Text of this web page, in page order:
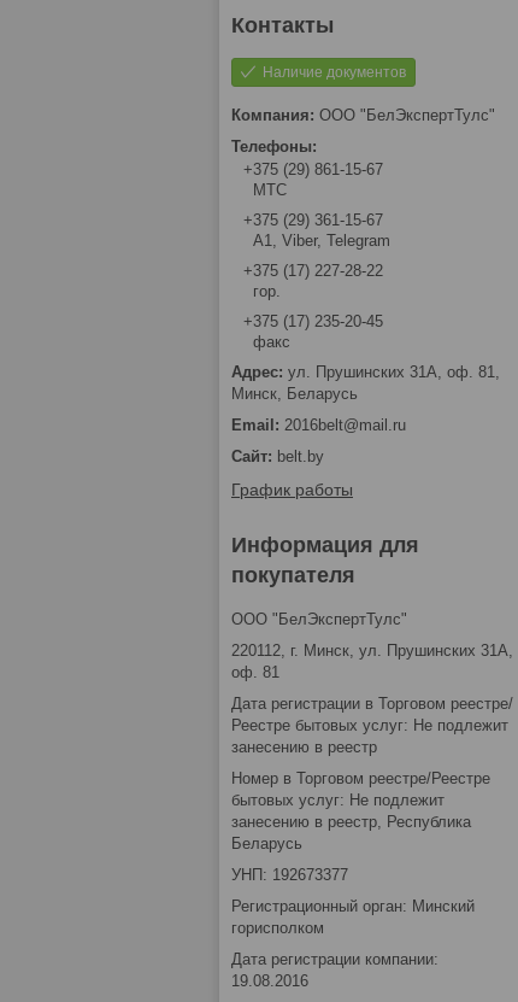
Наличие документов
ООО "БелЭкспертТулс"
+375 (29) 861-15-67
МТС
+375 (29) 361-15-67
А1, Viber, Telegram
+375 (17) 227-28-22
гор.
+375 (17) 235-20-45
факс
ул. Прушинских 31А, оф. 81,
Минск, Беларусь
2016belt@mail.ru
belt.by
График работы
Информация для
покупателя
ООО "БелЭкспертТулс"
220112, г. Минск, ул. Прушинских 31А,
оф. 81
Дата регистрации в Торговом реестре/
Реестре бытовых услуг: Не подлежит
занесению в реестр
Номер в Торговом реестре/Реестре
бытовых услуг: Не подлежит
занесению в реестр, Республика
Беларусь
УНП: 192673377
Регистрационный орган: Минский
горисполком
Дата регистрации компании:
19.08.2016